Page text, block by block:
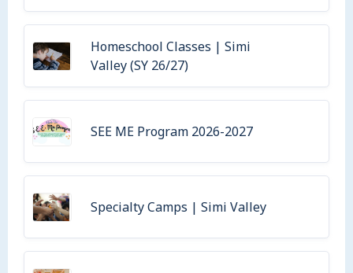
Homeschool Classes | Simi
Valley (SY 26/27)
SEE ME Program 2026-2027
Specialty Camps | Simi Valley